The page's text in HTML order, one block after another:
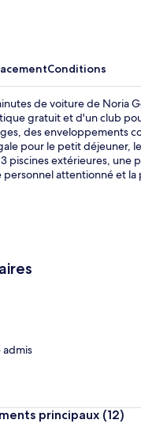
Conditions
de voiture de Noria
gratuit et d'un club
des enveloppements
pour le petit déjeuner,
piscines extérieures, une
personnel attentionné et
admis
principaux (12)